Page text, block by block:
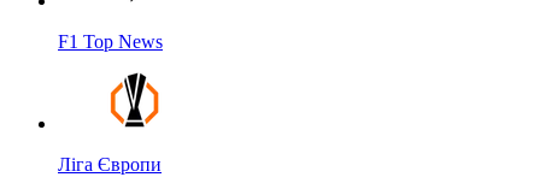
F1 Top News
Ліга Європи